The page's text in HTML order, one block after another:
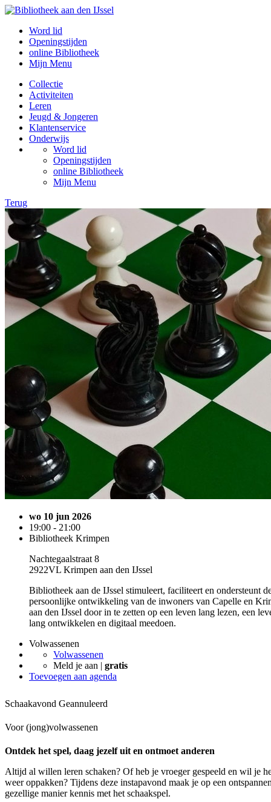
Word lid
Openingstijden
online Bibliotheek
Mijn Menu
Collectie
Activiteiten
Leren
Jeugd & Jongeren
Klantenservice
Onderwijs
Word lid
Openingstijden
online Bibliotheek
Mijn Menu
Terug
wo 10 jun 2026
19:00 - 21:00
Bibliotheek Krimpen
Nachtegaalstraat 8
2922VL Krimpen aan den IJssel
Bibliotheek aan de IJssel stimuleert, faciliteert en ondersteunt
persoonlijke ontwikkeling van de inwoners van Capelle en
aan den IJssel door in te zetten op een leven lang lezen, een
lang ontwikkelen en digitaal meedoen.
Volwassenen
Volwassenen
Meld je aan | gratis
Toevoegen aan agenda
Schaakavond Geannuleerd
Voor (jong)volwassenen
Ontdek het spel, daag jezelf uit en ontmoet anderen
Altijd al willen leren schaken? Of heb je vroeger gespeeld en wil je
weer oppakken? Tijdens deze instapavond maak je op een
gezellige manier kennis met het schaakspel.